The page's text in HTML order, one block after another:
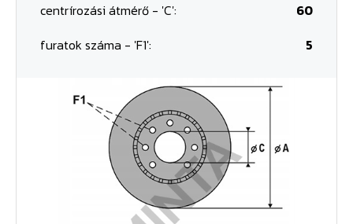
centrírozási átmérő - 'C':
60
furatok száma - 'F1':
5